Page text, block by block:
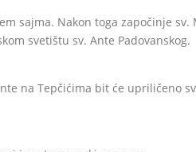
sajma. Nakon toga započinje
svetištu sv. Ante Padovanskog.
na Tepčićima bit će upriličeno